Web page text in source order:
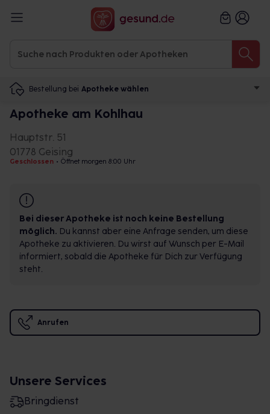
Bestellung bei Apotheke wählen
Apotheke am Kohlhau
Hauptstr. 51
01778 Geising
Geschlossen • Öffnet morgen 8:00 Uhr
Bei dieser Apotheke ist noch keine Bestellung
möglich. Du kannst aber eine Anfrage senden, um diese
Apotheke zu aktivieren. Du wirst auf Wunsch per E-Mail
informiert, sobald die Apotheke für Dich zur Verfügung
steht.
Anrufen
Unsere Services
Bringdienst